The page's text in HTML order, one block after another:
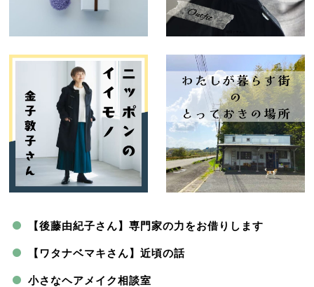
【後藤由紀子さん】専門家の力をお借りします
【ワタナベマキさん】近頃の話
小さなヘアメイク相談室